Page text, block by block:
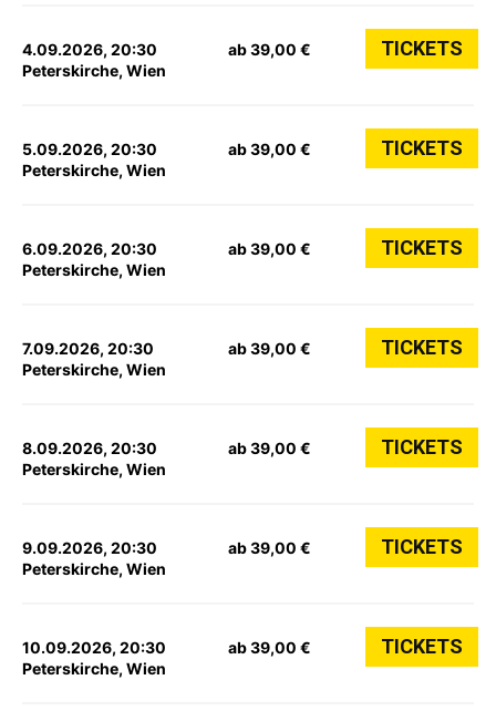
4.09.2026, 20:30
Peterskirche, Wien
ab 39,00 € TICKETS
5.09.2026, 20:30
Peterskirche, Wien
ab 39,00 € TICKETS
6.09.2026, 20:30
Peterskirche, Wien
ab 39,00 € TICKETS
7.09.2026, 20:30
Peterskirche, Wien
ab 39,00 € TICKETS
8.09.2026, 20:30
Peterskirche, Wien
ab 39,00 € TICKETS
9.09.2026, 20:30
Peterskirche, Wien
ab 39,00 € TICKETS
10.09.2026, 20:30
Peterskirche, Wien
ab 39,00 € TICKETS